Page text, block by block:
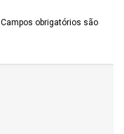
Campos obrigatórios são